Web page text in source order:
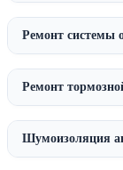
Ремонт системы
Ремонт
Шумоизоляция